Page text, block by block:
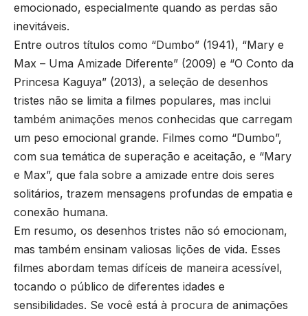
emocionado, especialmente quando as perdas são
inevitáveis.
Entre outros títulos como “Dumbo” (1941), “Mary e
Max – Uma Amizade Diferente” (2009) e “O Conto da
Princesa Kaguya” (2013), a seleção de desenhos
tristes não se limita a filmes populares, mas inclui
também animações menos conhecidas que carregam
um peso emocional grande. Filmes como “Dumbo”,
com sua temática de superação e aceitação, e “Mary
e Max”, que fala sobre a amizade entre dois seres
solitários, trazem mensagens profundas de empatia e
conexão humana.
Em resumo, os desenhos tristes não só emocionam,
mas também ensinam valiosas lições de vida. Esses
filmes abordam temas difíceis de maneira acessível,
tocando o público de diferentes idades e
sensibilidades. Se você está à procura de animações